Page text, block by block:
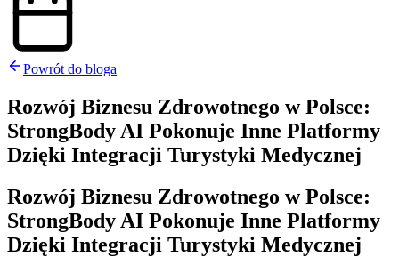
Powrót do bloga
Rozwój Biznesu Zdrowotnego w Polsce:
StrongBody AI Pokonuje Inne Platformy
Dzięki Integracji Turystyki Medycznej
Rozwój Biznesu Zdrowotnego w Polsce:
StrongBody AI Pokonuje Inne Platformy
Dzięki Integracji Turystyki Medycznej